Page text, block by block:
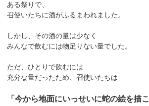
ある祭りで、
召使いたちに酒がふるまわれました。
しかし、その酒の量は少なく
みんなで飲むには物足りない量でした。
ただ、ひとりで飲むには
充分な量だったため、召使いたちは
「今から地面にいっせいに蛇の絵を描こ